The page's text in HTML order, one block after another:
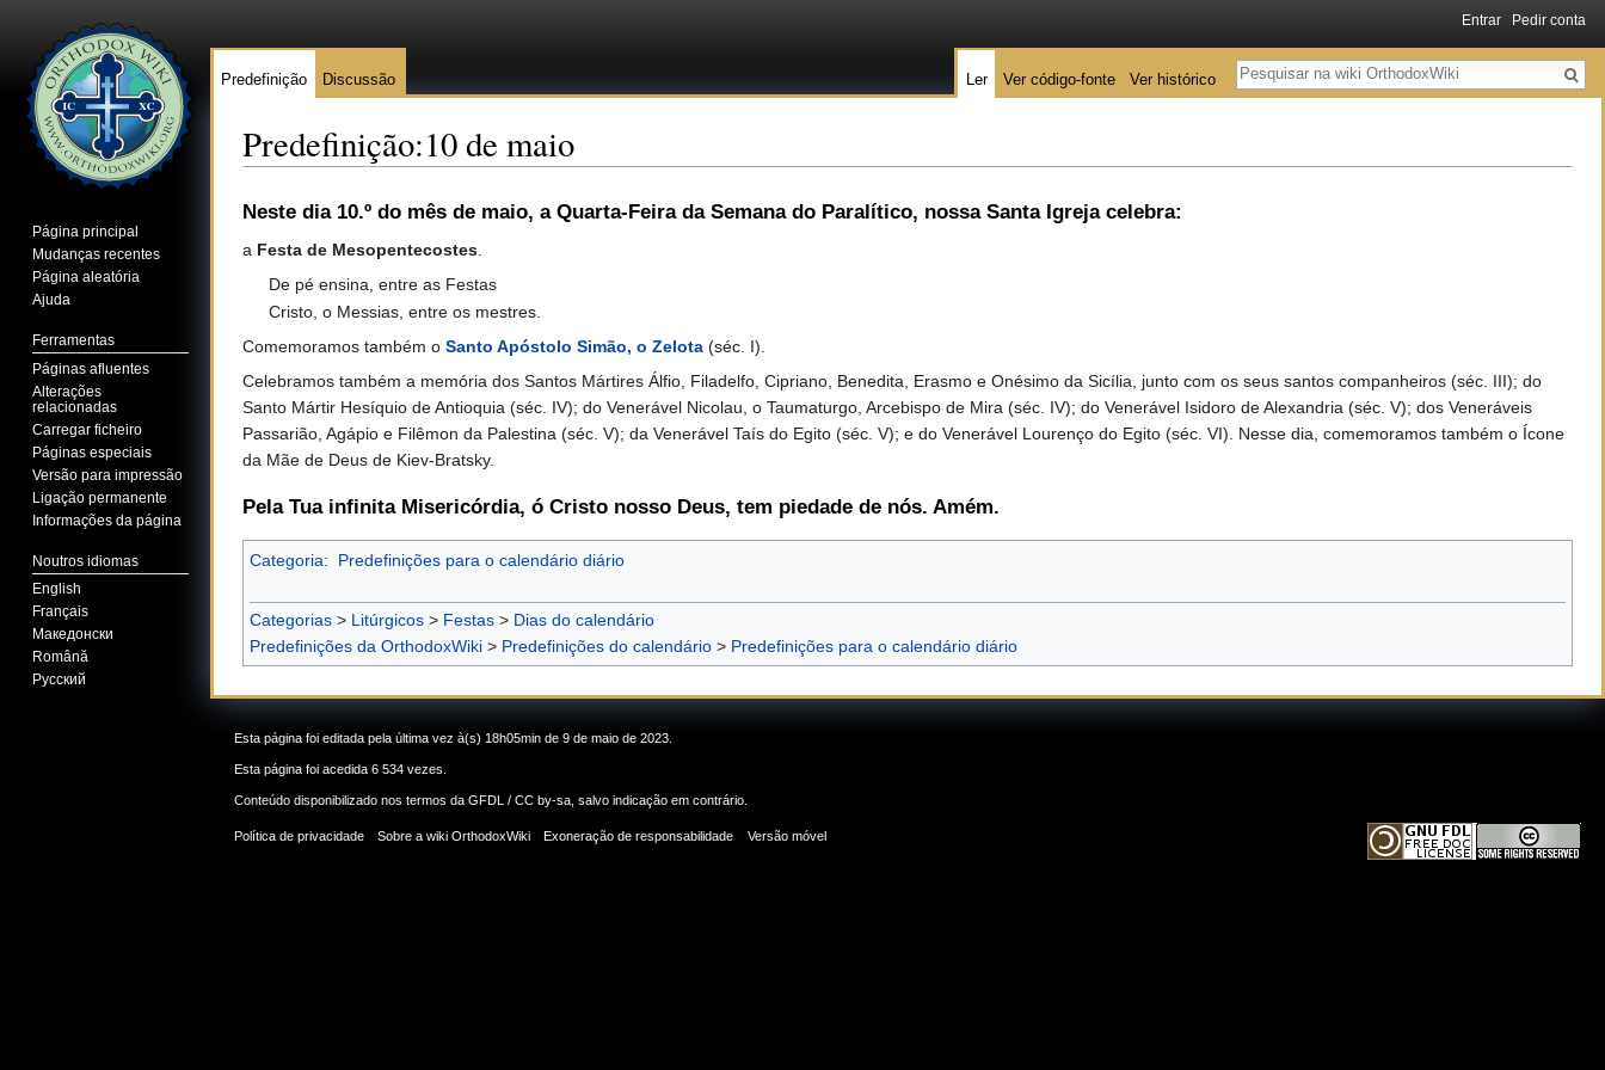
Predefinição:10 de maio
Neste dia 10.º do mês de maio, a Quarta-Feira da Semana do Paralítico, nossa Santa Igreja celebra:
a Festa de Mesopentecostes
De pé ensina, entre as Festas
Cristo, o Messias, entre os mestres.
Comemoramos também o Santo Apóstolo Simão, o Zelota (séc. I).
Celebramos também a memória dos Santos Mártires Álfio, Filadelfo, Cipriano, Benedita, Erasmo e Onésimo da Sicília, junto com os seus santos companheiros (séc. III); do
Santo Mártir Hesíquio de Antioquia (séc. IV); do Venerável Nicolau, o Taumaturgo, Arcebispo de Mira (séc. IV); do Venerável Isidoro de Alexandria (séc. V); dos Veneráveis
Passarião, Agápio e Filêmon da Palestina (séc. V); da Venerável Taís do Egito (séc. V); e do Venerável Lourenço do Egito (séc. VI). Nesse dia, comemoramos também o Ícone
da Mãe de Deus de Kiev-Bratsky.
Pela Tua infinita Misericórdia, ó Cristo nosso Deus, tem piedade de nós. Amém.
Categoria: Predefinições para o calendário diário
Categorias > Litúrgicos > Festas > Dias do calendário
Predefinições da OrthodoxWiki > Predefinições do calendário > Predefinições para o calendário diário
Entrar Pedir conta
Predefinição Discussão Ler Ver código-fonte Ver histórico
Pesquisa
Página principal
Mudanças recentes
Página aleatória
Ajuda
Ferramentas
Páginas afluentes
Alterações
relacionadas
Carregar ficheiro
Páginas especiais
Versão para impressão
Ligação permanente
Informações da página
Noutros idiomas
English
Français
Македонски
Română
Русский
Esta página foi editada pela última vez à(s) 18h05min de 9 de maio de 2023.
Esta página foi acedida 6 534 vezes.
Conteúdo disponibilizado nos termos da GFDL / CC by-sa , salvo indicação em contrário.
Política de privacidade Sobre a wiki OrthodoxWiki Exoneração de responsabilidade Versão móvel